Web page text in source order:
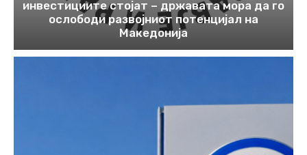
инвестициите стојат – државата мора да го
ослободи развојниот потенцијал на
Македонија